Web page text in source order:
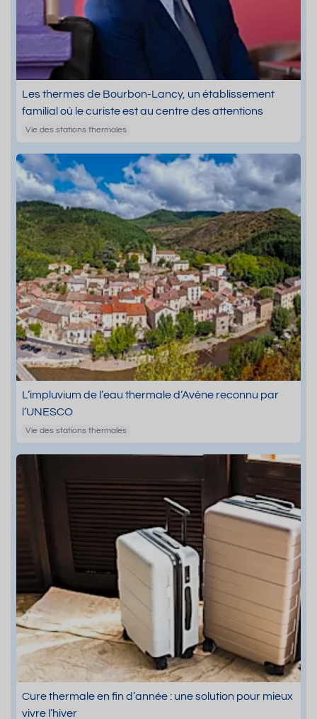
Les thermes de Bourbon-Lancy, un établissement
familial où le curiste est au centre des attentions
Vie des stations thermales
L’impluvium de l’eau thermale d’Avène reconnu par
l’UNESCO
Vie des stations thermales
Cure thermale en fin d’année : une solution pour mieux
vivre l’hiver